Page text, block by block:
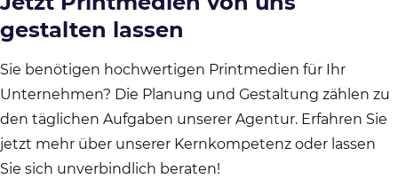
gestalten lassen
Sie benötigen hochwertigen Printmedien für Ihr
Unternehmen? Die Planung und Gestaltung zählen zu
den täglichen Aufgaben unserer Agentur. Erfahren Sie
jetzt mehr über unserer Kernkompetenz oder lassen
Sie sich unverbindlich beraten!